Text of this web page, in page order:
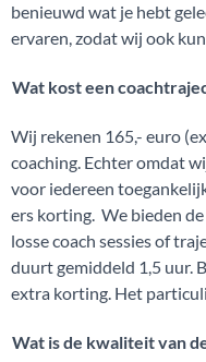
benieuwd wat je hebt
ervaren, zodat wij ook
Wat kost een
Wij rekenen 165,- euro
coaching. Echter omdat
voor iedereen
ers korting. We bieden
losse coach sessies of
duurt gemiddeld 1,5 uur.
extra korting. Het
Wat is de kwaliteit van